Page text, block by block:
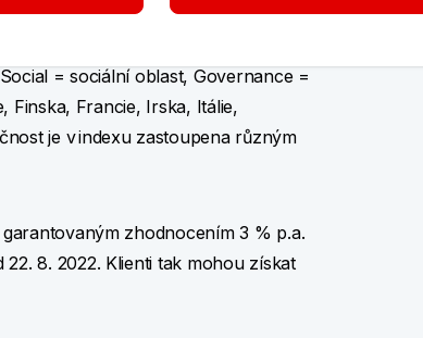
své podnikání staví na trvalém,
jsou tak v souladu s ESG kritérii
= sociální oblast, Governance =
Finska, Francie, Irska, Itálie,
je v indexu zastoupena různým
zhodnocením 3 % p.a.
8. 2022. Klienti tak mohou získat